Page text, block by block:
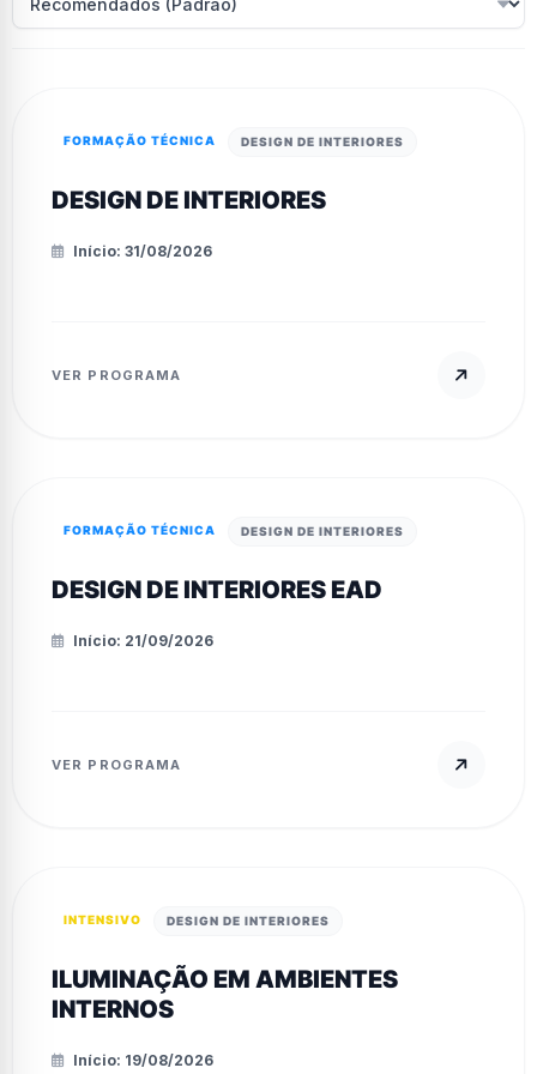
FORMAÇÃO TÉCNICA DESIGN DE INTERIORES
DESIGN DE INTERIORES
Início: 31/08/2026
VER PROGRAMA
FORMAÇÃO TÉCNICA DESIGN DE INTERIORES
DESIGN DE INTERIORES EAD
Início: 21/09/2026
VER PROGRAMA
INTENSIVO DESIGN DE INTERIORES
ILUMINAÇÃO EM AMBIENTES
INTERNOS
Início: 19/08/2026